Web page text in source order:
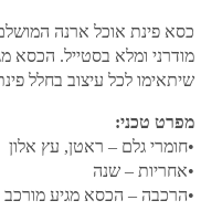
כסא פינת אוכל ארנה
מודרני ומלא בסטייל. הכסא
שיתאימו לכל עיצוב בחלל
מפרט טכני:
•חומרי גלם – ראטן, עץ אלון
•אחריות – שנה
•הרכבה – הכסא מגיע מורכב